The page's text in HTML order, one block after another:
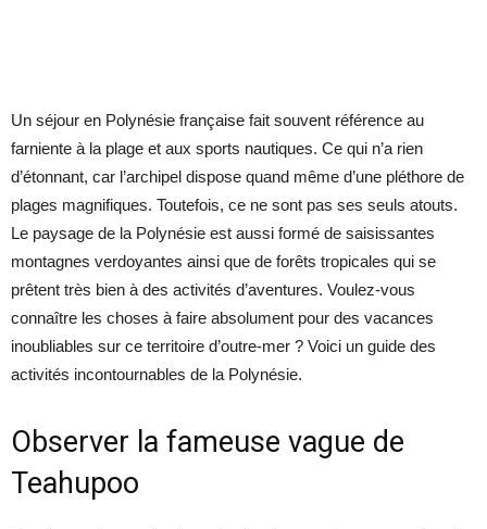
Un séjour en Polynésie française fait souvent référence au
farniente à la plage et aux sports nautiques. Ce qui n’a rien
d’étonnant, car l’archipel dispose quand même d’une pléthore de
plages magnifiques. Toutefois, ce ne sont pas ses seuls atouts.
Le paysage de la Polynésie est aussi formé de saisissantes
montagnes verdoyantes ainsi que de forêts tropicales qui se
prêtent très bien à des activités d’aventures. Voulez-vous
connaître les choses à faire absolument pour des vacances
inoubliables sur ce territoire d’outre-mer ? Voici un guide des
activités incontournables de la Polynésie.
Observer la fameuse vague de
Teahupoo